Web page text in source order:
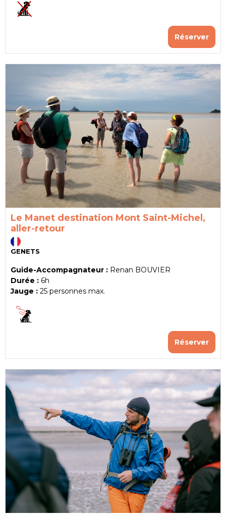
Réserver
Le Manet destination Mont Saint-Michel,
aller-retour
GENETS
Guide-Accompagnateur : Renan BOUVIER
Durée : 6h
Jauge : 25 personnes max.
Réserver